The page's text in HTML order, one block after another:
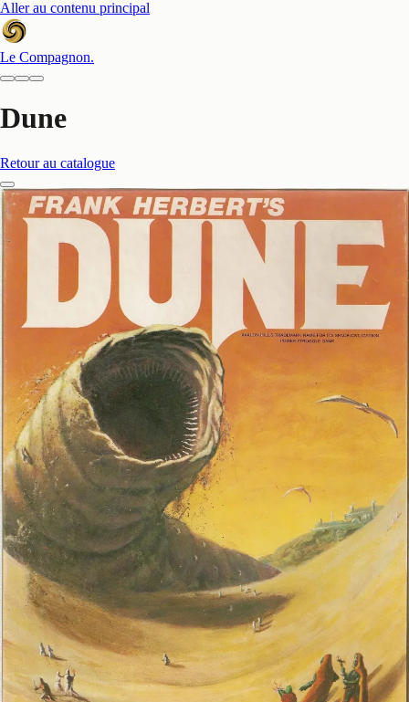
Aller au contenu principal
Le Compagnon.
Dune
Retour au catalogue